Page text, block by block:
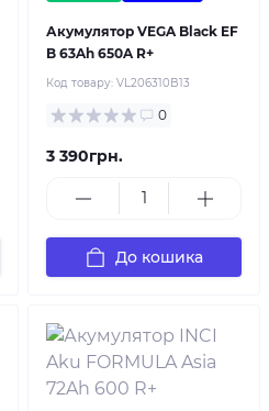
Акумулятор VEGA Black EF
B 63Ah 650A R+
Код товару: VL206310B13
0
3 390грн.
До кошика